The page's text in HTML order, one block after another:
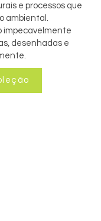
e processos que
ambiental.
impecavelmente
desenhadas e